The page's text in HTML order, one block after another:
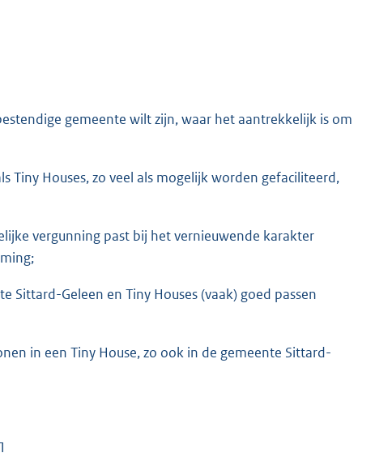
gemeente wilt zijn, waar het aantrekkelijk is om
Houses, zo veel als mogelijk worden gefaciliteerd,
vergunning past bij het vernieuwende karakter
Sittard-Geleen en Tiny Houses (vaak) goed passen
in een Tiny House, zo ook in de gemeente Sittard-